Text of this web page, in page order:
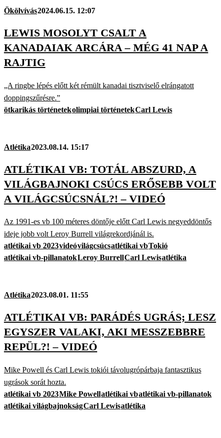
Ökölvívás2024.06.15. 12:07
LEWIS MOSOLYT CSALT A
KANADAIAK ARCÁRA – MÉG 41 NAP A
RAJTIG
„A ringbe lépés előtt két rémült kanadai tisztviselő elrángatott
doppingszűrésre.”
ötkarikás történetekolimpiai történetekCarl Lewis
Atlétika2023.08.14. 15:17
ATLÉTIKAI VB: TOTÁL ABSZURD, A
VILÁGBAJNOKI CSÚCS ERŐSEBB VOLT
A VILÁGCSÚCSNÁL?! – VIDEÓ
Az 1991-es vb 100 méteres döntője előtt Carl Lewis negyeddöntős
ideje jobb volt Leroy Burrell világrekordjánál is.
atlétikai vb 2023videóvilágcsúcsatlétikai vbTokió
atlétikai vb-pillanatokLeroy BurrellCarl Lewisatlétika
Atlétika2023.08.01. 11:55
ATLÉTIKAI VB: PARÁDÉS UGRÁS; LESZ
EGYSZER VALAKI, AKI MESSZEBBRE
REPÜL?! – VIDEÓ
Mike Powell és Carl Lewis tokiói távolugrópárbaja fantasztikus
ugrások sorát hozta.
atlétikai vb 2023Mike Powellatlétikai vbatlétikai vb-pillanatok
atlétikai világbajnokságCarl Lewisatlétika